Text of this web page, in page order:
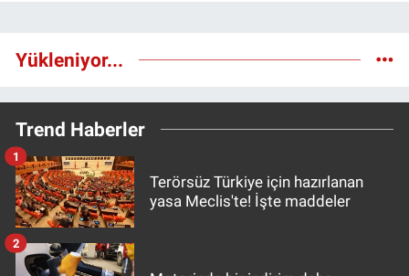
Yükleniyor...
Trend Haberler
Terörsüz Türkiye için hazırlanan
yasa Meclis'te! İşte maddeler
1
2